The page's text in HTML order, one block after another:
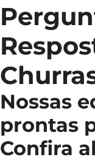
Nossas
prontas
Confira